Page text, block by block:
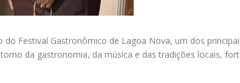
Festival Gastronômico de Lagoa Nova, um dos
da gastronomia, da música e das tradições locais,